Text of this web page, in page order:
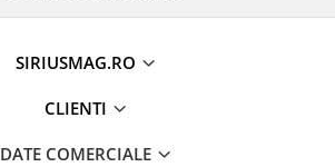
SIRIUSMAG.RO
CLIENTI
DATE COMERCIALE